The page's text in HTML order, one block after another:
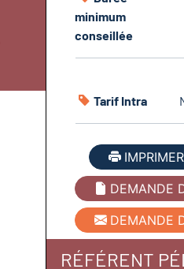
minimum
conseillée
Tarif Intra
DEMANDE
DEMANDE
RÉFÉRENT